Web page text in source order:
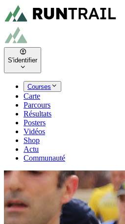
S'identifier
Courses
Carte
Parcours
Résultats
Posters
Vidéos
Shop
Actu
Communauté